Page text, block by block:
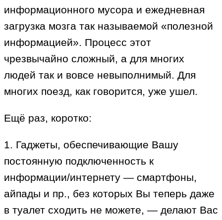
информационного мусора и ежедневная
загрузка мозга так называемой «полезной
информацией». Процесс этот
чрезвычайно сложный, а для многих
людей так и вовсе невыполнимый. Для
многих поезд, как говорится, уже ушел.
Ещё раз, коротко:
1. Гаджеты, обеспечивающие Вашу
постоянную подключенность к
информации/интернету — смартфоны,
айпады и пр., без которых Вы теперь даже
в туалет сходить не можете, — делают Вас